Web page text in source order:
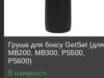
Груша для боксу GetSet (для
MB200, MB300, PS500,
PS600)
В наявності